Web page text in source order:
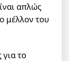
απλώς
μέλλον του
το